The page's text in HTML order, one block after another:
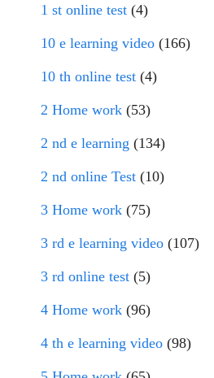
1 st online test (4)
10 e learning video (166)
10 th online test (4)
2 Home work (53)
2 nd e learning (134)
2 nd online Test (10)
3 Home work (75)
3 rd e learning video (107)
3 rd online test (5)
4 Home work (96)
4 th e learning video (98)